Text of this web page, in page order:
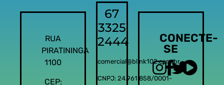
RUA
PIRATININGA
1100
CEP:
67
3325
2444
comercial@blink102.com.br
CNPJ: 24.961.858/0001-
CONECTE-
SE